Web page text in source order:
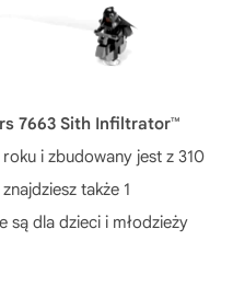
7663 Sith Infiltrator™
i zbudowany jest z 310
także 1
są dla dzieci i młodzieży